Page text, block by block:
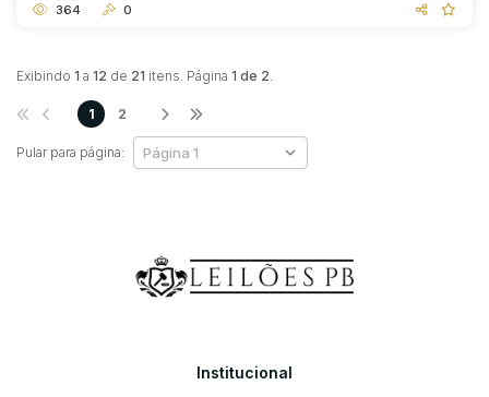
364 0
Exibindo 1 a 12 de 21 itens. Página 1 de 2.
Pular para página:
1 2
Institucional